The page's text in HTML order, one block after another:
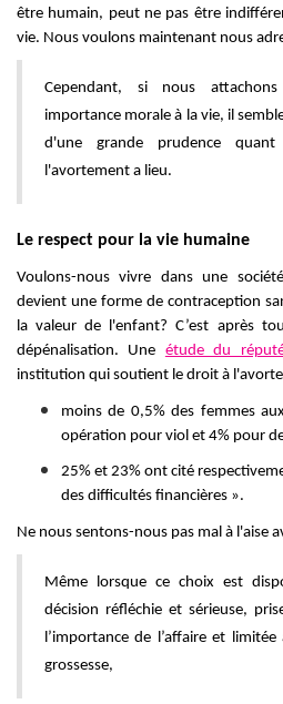
être humain, peut ne pas être
vie. Nous voulons maintenant nous
Cependant, si nous
importance morale à la vie, il
d'une grande prudence
l'avortement a lieu.
Le respect pour la vie humaine
Voulons-nous vivre dans une
devient une forme de contraception
la valeur de l'enfant? C’est après
dépénalisation. Une étude du
institution qui soutient le droit à
moins de 0,5% des femmes
opération pour viol et 4% pour
25% et 23% ont cité
des difficultés financières ».
Ne nous sentons-nous pas mal à l'aise
Même lorsque ce choix est
décision réfléchie et sérieuse,
l’importance de l’affaire et
grossesse,